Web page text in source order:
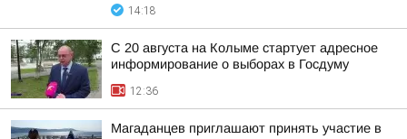
14:18
С 20 августа на Колыме стартует адресное
информирование о выборах в Госдуму
12:36
Магаданцев приглашают принять участие в